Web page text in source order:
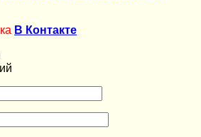
В Контакте